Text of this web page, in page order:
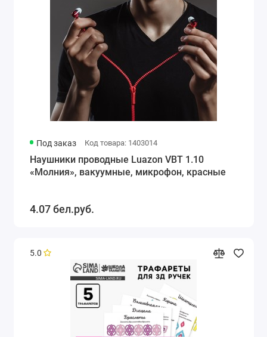
Под заказ Код товара: 1403014
Наушники проводные Luazon VBT 1.10
«Молния», вакуумные, микрофон, красные
4.07 бел.руб.
5.0